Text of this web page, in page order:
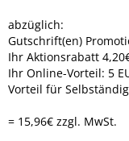
abzüglich:
Gutschrift(en)
Ihr Aktionsrabatt
Ihr Online-Vorteil: 5
Vorteil für
= 15,96€ zzgl. MwSt.